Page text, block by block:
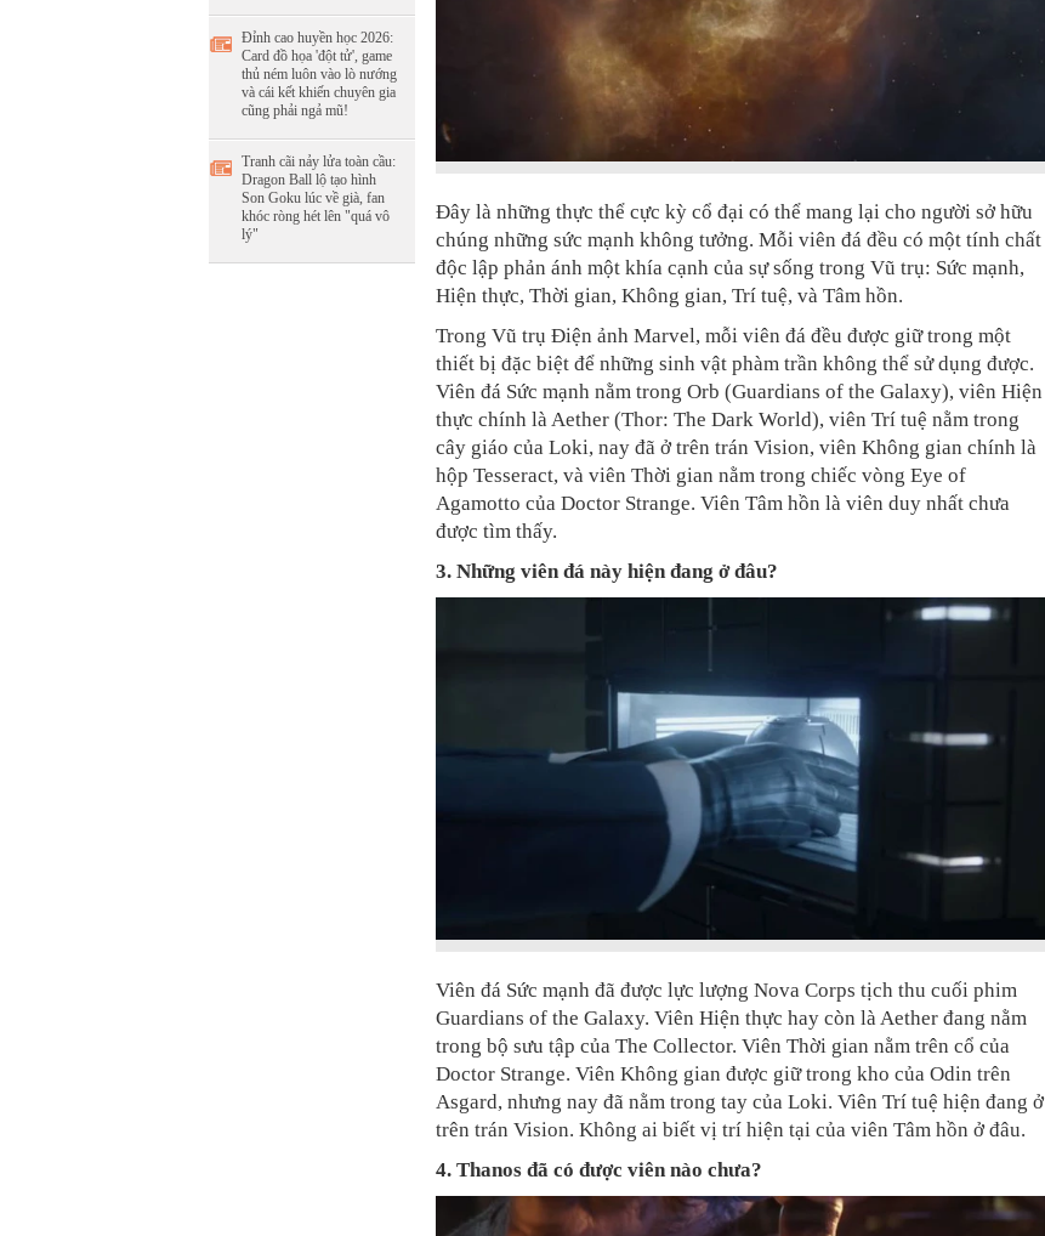
Đỉnh cao huyền học 2026:
Card đồ họa 'đột tử', game
thủ ném luôn vào lò nướng
và cái kết khiến chuyên gia
cũng phải ngả mũ!
Tranh cãi nảy lửa toàn cầu:
Dragon Ball lộ tạo hình
Son Goku lúc về già, fan
khóc ròng hét lên "quá vô
lý"
Đây là những thực thể cực kỳ cổ đại có thể mang lại cho người sở hữu
chúng những sức mạnh không tưởng. Mỗi viên đá đều có một tính chất
độc lập phản ánh một khía cạnh của sự sống trong Vũ trụ: Sức mạnh,
Hiện thực, Thời gian, Không gian, Trí tuệ, và Tâm hồn.
Trong Vũ trụ Điện ảnh Marvel, mỗi viên đá đều được giữ trong một
thiết bị đặc biệt để những sinh vật phàm trần không thể sử dụng được.
Viên đá Sức mạnh nằm trong Orb (Guardians of the Galaxy), viên Hiện
thực chính là Aether (Thor: The Dark World), viên Trí tuệ nằm trong
cây giáo của Loki, nay đã ở trên trán Vision, viên Không gian chính là
hộp Tesseract, và viên Thời gian nằm trong chiếc vòng Eye of
Agamotto của Doctor Strange. Viên Tâm hồn là viên duy nhất chưa
được tìm thấy.
3. Những viên đá này hiện đang ở đâu?
Viên đá Sức mạnh đã được lực lượng Nova Corps tịch thu cuối phim
Guardians of the Galaxy. Viên Hiện thực hay còn là Aether đang nằm
trong bộ sưu tập của The Collector. Viên Thời gian nằm trên cổ của
Doctor Strange. Viên Không gian được giữ trong kho của Odin trên
Asgard, nhưng nay đã nằm trong tay của Loki. Viên Trí tuệ hiện đang ở
trên trán Vision. Không ai biết vị trí hiện tại của viên Tâm hồn ở đâu.
4. Thanos đã có được viên nào chưa?